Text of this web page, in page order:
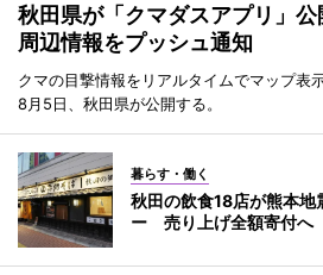
秋田県が「クマダスアプリ」
周辺情報をプッシュ通知
クマの目撃情報をリアルタイムでマップ表
8月5日、秋田県が公開する。
暮らす・働く
秋田の飲食18店が熊本地
ー 売り上げ全額寄付へ